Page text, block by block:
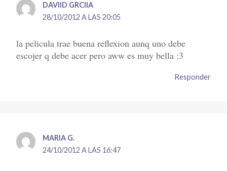
DAVIID GRCIIA
28/10/2012 A LAS 20:05
la pelicula trae buena reflexion aunq uno debe
escojer q debe acer pero aww es muy bella :3
Responder
MARIA G.
24/10/2012 A LAS 16:47